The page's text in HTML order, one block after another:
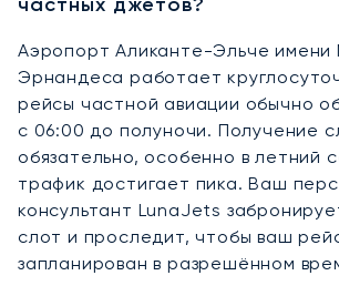
Аэропорт Аликанте-Эльче имени
Эрнандеса работает
рейсы частной авиации обычно
с 06:00 до полуночи. Получение
обязательно, особенно в летний
трафик достигает пика. Ваш
консультант LunaJets
слот и проследит, чтобы ваш
запланирован в разрешённом